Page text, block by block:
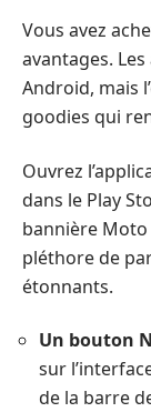
Vous avez
avantages.
Android, mais
goodies qui
Ouvrez
dans le Play
bannière Moto
pléthore de
étonnants.
Un bouton
sur
de la barre